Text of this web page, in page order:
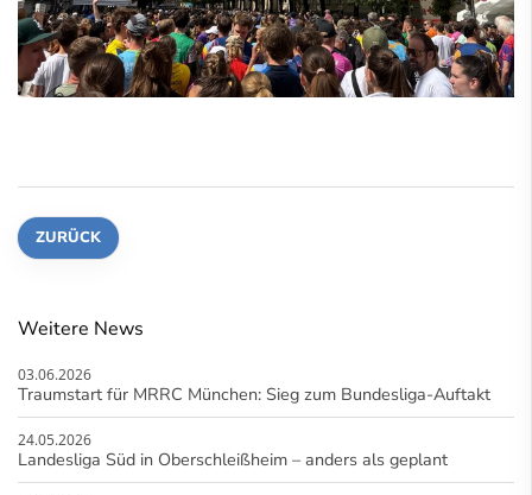
ZURÜCK
Weitere News
03.06.2026
Traumstart für MRRC München: Sieg zum Bundesliga-Auftakt
24.05.2026
Landesliga Süd in Oberschleißheim – anders als geplant